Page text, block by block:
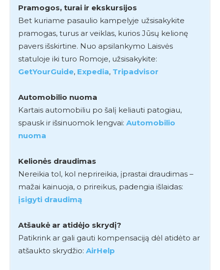
Pramogos, turai ir ekskursijos
Bet kuriame pasaulio kampelyje užsisakykite
pramogas, turus ar veiklas, kurios Jūsų kelionę
pavers išskirtine. Nuo apsilankymo Laisvės
statuloje iki turo Romoje, užsisakykite:
GetYourGuide, Expedia, Tripadvisor
Automobilio nuoma
Kartais automobiliu po šalį keliauti patogiau,
spausk ir išsinuomok lengvai: Automobilio
nuoma
Kelionės draudimas
Nereikia tol, kol neprireikia, įprastai draudimas –
mažai kainuoja, o prireikus, padengia išlaidas:
įsigyti draudimą
Atšaukė ar atidėjo skrydį?
Patikrink ar gali gauti kompensaciją dėl atidėto ar
atšaukto skrydžio: AirHelp